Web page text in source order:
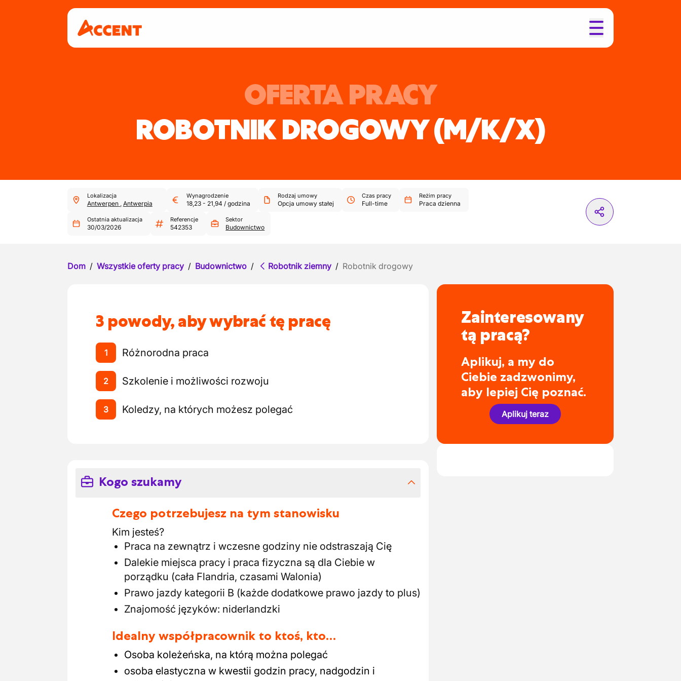
OFERTA PRACY
ROBOTNIK DROGOWY(M/K/X)
Lokalizacja
Antwerpen , Antwerpia
Wynagrodzenie
18,23- 21,94 / godzina
Rodzaj umowy
Opcja umowy stałej
Czas pracy
Full-time
Reżim pracy
Praca dzienna
Ostatnia aktualizacja
30/03/2026
Referencje
542353
Sektor
Budownictwo
Dom / Wszystkie oferty pracy / Budownictwo / Robotnik ziemny / Robotnik drogowy
3 powody, aby wybrać tę pracę
1 Różnorodna praca
2 Szkolenie i możliwości rozwoju
3 Koledzy, na których możesz polegać
Kogo szukamy
Czego potrzebujesz na tym stanowisku
Kim jesteś?
Praca na zewnątrz i wczesne godziny nie odstraszają Cię
Dalekie miejsca pracy i praca fizyczna są dla Ciebie w
porządku (cała Flandria, czasami Walonia)
Prawo jazdy kategorii B (każde dodatkowe prawo jazdy to plus)
Znajomość języków: niderlandzki
Idealny współpracownik to ktoś, kto…
Osoba koleżeńska, na którą można polegać
osoba elastyczna w kwestii godzin pracy, nadgodzin i
Zainteresowany
tą pracą?
Aplikuj, a my do
Ciebie zadzwonimy,
aby lepiej Cię poznać.
Aplikuj teraz